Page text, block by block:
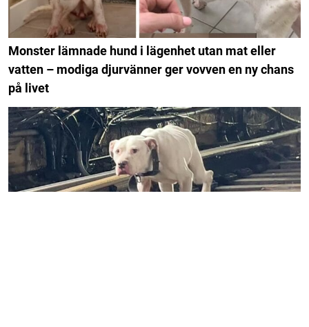
Monster lämnade hund i lägenhet utan mat eller
vatten – modiga djurvänner ger vovven en ny chans
på livet